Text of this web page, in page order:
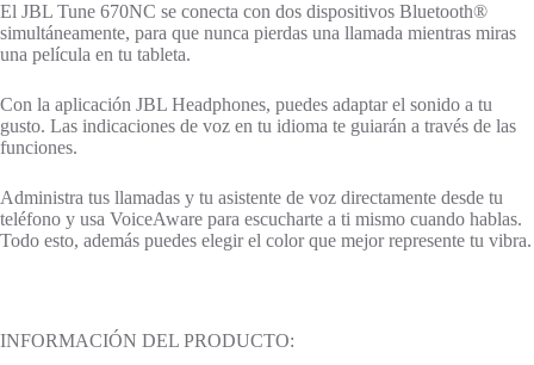
El JBL Tune 670NC se conecta con dos dispositivos Bluetooth®
simultáneamente, para que nunca pierdas una llamada mientras miras
una película en tu tableta.
Con la aplicación JBL Headphones, puedes adaptar el sonido a tu
gusto. Las indicaciones de voz en tu idioma te guiarán a través de las
funciones.
Administra tus llamadas y tu asistente de voz directamente desde tu
teléfono y usa VoiceAware para escucharte a ti mismo cuando hablas.
Todo esto, además puedes elegir el color que mejor represente tu vibra.
INFORMACIÓN DEL PRODUCTO: